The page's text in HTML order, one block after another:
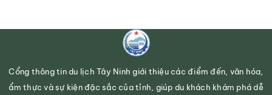
Cổng thông tin du lịch Tây Ninh giới thiệu các điểm đến, văn hóa,
ẩm thực và sự kiện đặc sắc của tỉnh, giúp du khách khám phá dễ